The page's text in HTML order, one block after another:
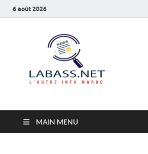
6 août 2026
MAIN MENU